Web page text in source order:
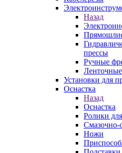
Назад
прессы
Ручные
Установки для
Оснастка
Назад
Оснастка
Ролики
Ножи